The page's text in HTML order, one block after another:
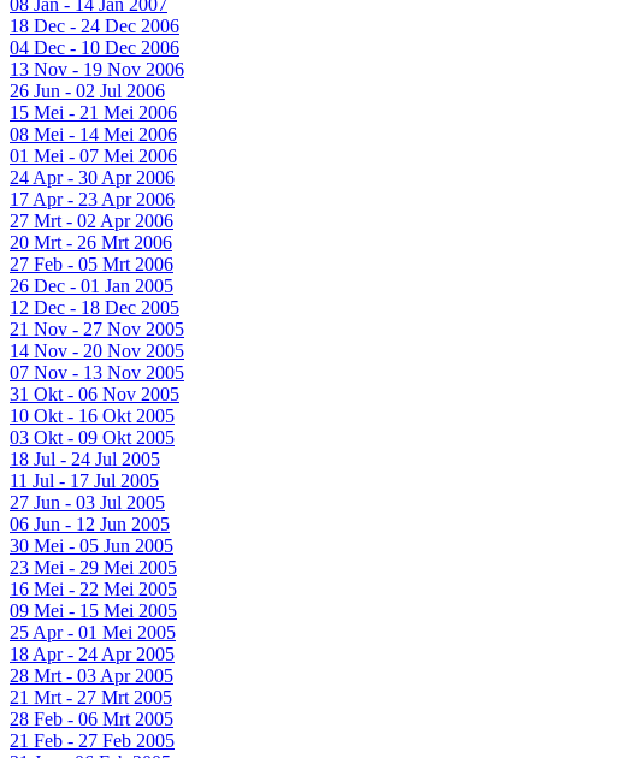
18 Dec - 24 Dec 2006
04 Dec - 10 Dec 2006
13 Nov - 19 Nov 2006
26 Jun - 02 Jul 2006
15 Mei - 21 Mei 2006
08 Mei - 14 Mei 2006
01 Mei - 07 Mei 2006
24 Apr - 30 Apr 2006
17 Apr - 23 Apr 2006
27 Mrt - 02 Apr 2006
20 Mrt - 26 Mrt 2006
27 Feb - 05 Mrt 2006
26 Dec - 01 Jan 2005
12 Dec - 18 Dec 2005
21 Nov - 27 Nov 2005
14 Nov - 20 Nov 2005
07 Nov - 13 Nov 2005
31 Okt - 06 Nov 2005
10 Okt - 16 Okt 2005
03 Okt - 09 Okt 2005
18 Jul - 24 Jul 2005
11 Jul - 17 Jul 2005
27 Jun - 03 Jul 2005
06 Jun - 12 Jun 2005
30 Mei - 05 Jun 2005
23 Mei - 29 Mei 2005
16 Mei - 22 Mei 2005
09 Mei - 15 Mei 2005
25 Apr - 01 Mei 2005
18 Apr - 24 Apr 2005
28 Mrt - 03 Apr 2005
21 Mrt - 27 Mrt 2005
28 Feb - 06 Mrt 2005
21 Feb - 27 Feb 2005